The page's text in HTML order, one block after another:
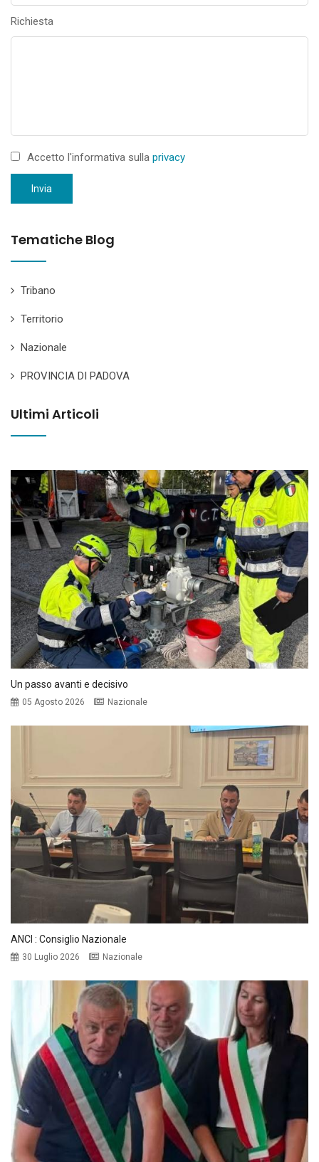
Richiesta
Accetto l'informativa sulla privacy
Invia
Tematiche Blog
Tribano
Territorio
Nazionale
PROVINCIA DI PADOVA
Ultimi Articoli
Un passo avanti e decisivo
05 Agosto 2026 Nazionale
ANCI : Consiglio Nazionale
30 Luglio 2026 Nazionale